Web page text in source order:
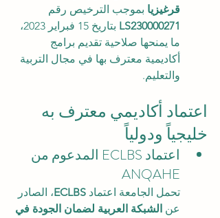
قرغيزيا بموجب الترخيص رقم
LS230000271
بتاريخ 15 فبراير 2023،
ما يمنحها صلاحية تقديم برامج
أكاديمية معترف بها في مجال التربية
والتعليم.
اعتماد أكاديمي معترف به
خليجياً ودولياً
اعتماد ECLBS المدعوم من
ANQAHE
تحمل الجامعة اعتماد ECLBS، الصادر
عن الشبكة العربية لضمان الجودة في